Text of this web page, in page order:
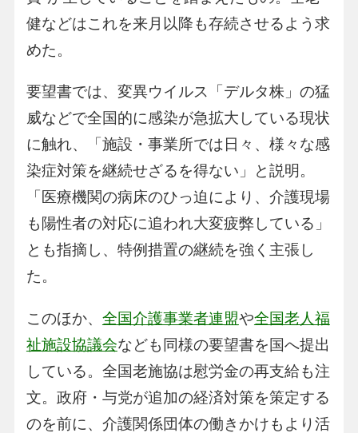
健などはこれを来月以降も存続させるよう求
めた。
要望書では、変異ウイルス「デルタ株」の猛
威などで全国的に感染が急拡大している現状
に触れ、「施設・事業所では日々、様々な感
染症対策を継続せざるを得ない」と説明。
「医療機関の病床のひっ迫により、介護現場
も陽性者の対応に追われ大変疲弊している」
とも指摘し、特例措置の継続を強く主張し
た。
このほか、 全国介護事業者連盟や全国老人福
祉施設協議会なども同様の要望書を国へ提出
している。全国老施協は慰労金の再支給も注
文。政府・与党が追加の経済対策を策定する
のを前に、介護関係団体の働きかけもより活